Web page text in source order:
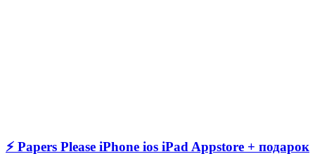
⚡️ Papers Please iPhone ios iPad Appstore + подарок